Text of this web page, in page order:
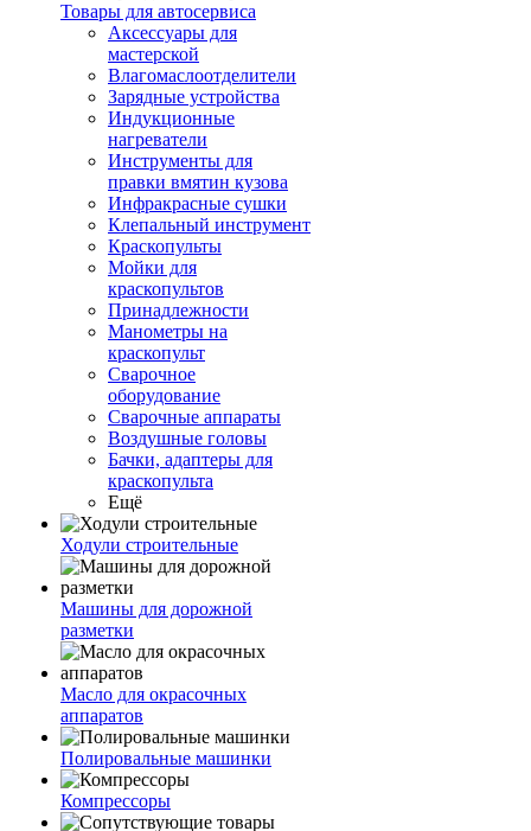
Товары для автосервиса
Аксессуары для
мастерской
Влагомаслоотделители
Зарядные устройства
Индукционные
нагреватели
Инструменты для
правки вмятин кузова
Инфракрасные сушки
Клепальный инструмент
Краскопульты
Мойки для
краскопультов
Принадлежности
Манометры на
краскопульт
Сварочное
оборудование
Сварочные аппараты
Воздушные головы
Бачки, адаптеры для
краскопульта
Ещё
Ходули строительные
Машины для дорожной
разметки
Масло для окрасочных
аппаратов
Полировальные машинки
Компрессоры